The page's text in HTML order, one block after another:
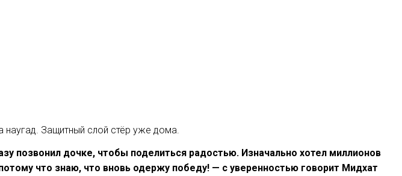
наугад. Защитный слой стёр уже дома.
позвонил дочке, чтобы поделиться радостью. Изначально хотел миллионов
что знаю, что вновь одержу победу! — с уверенностью говорит Мидхат